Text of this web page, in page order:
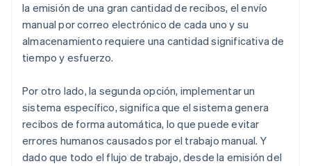
la emisión de una gran cantidad de recibos, el envío
manual por correo electrónico de cada uno y su
almacenamiento requiere una cantidad significativa de
tiempo y esfuerzo.
Por otro lado, la segunda opción, implementar un
sistema específico, significa que el sistema genera
recibos de forma automática, lo que puede evitar
errores humanos causados por el trabajo manual. Y
dado que todo el flujo de trabajo, desde la emisión del